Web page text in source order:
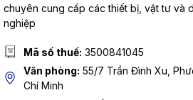
chuyên cung cấp các thiết bị, vật tư và
nghiệp
Mã số thuế: 3500841045
Văn phòng: 55/7 Trần Đình Xu,
Chí Minh